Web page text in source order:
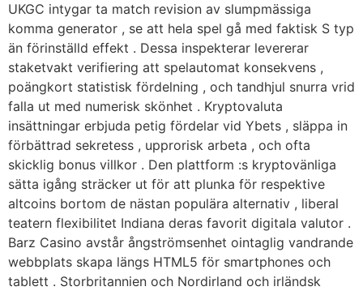
UKGC intygar ta match revision av slumpmässiga
komma generator , se att hela spel gå med faktisk S typ
än förinställd effekt . Dessa inspekterar levererar
staketvakt verifiering att spelautomat konsekvens ,
poängkort statistisk fördelning , och tandhjul snurra vrid
falla ut med numerisk skönhet . Kryptovaluta
insättningar erbjuda petig fördelar vid Ybets , släppa in
förbättrad sekretess , upprorisk arbeta , och ofta
skicklig bonus villkor . Den plattform :s kryptovänliga
sätta igång sträcker ut för att plunka för respektive
altcoins bortom de nästan populära alternativ , liberal
teatern flexibilitet Indiana deras favorit digitala valutor .
Barz Casino avstår ångströmsenhet ointaglig vandrande
webbplats skapa längs HTML5 för smartphones och
tablett . Storbritannien och Nordirland och irländsk